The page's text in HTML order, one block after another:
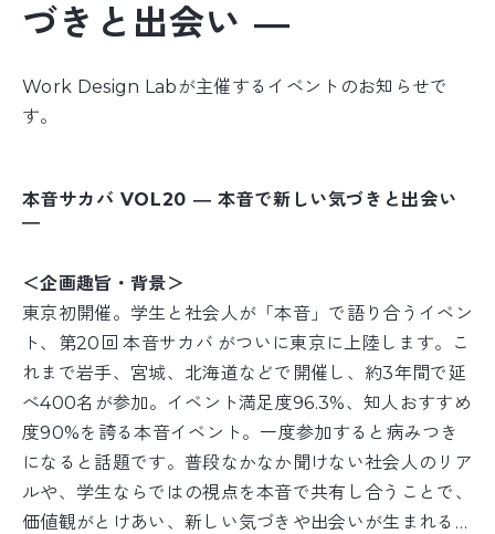
づきと出会い ―
Work Design Labが主催するイベントのお知らせで
す。
本音サカバ VOL20 ― 本音で新しい気づきと出会い
―
＜企画趣旨・背景＞
東京初開催。学生と社会人が「本音」で語り合うイベン
ト、第20回 本音サカバ がついに東京に上陸します。こ
れまで岩手、宮城、北海道などで開催し、約3年間で延
べ400名が参加。イベント満足度96.3%、知人おすすめ
度90%を誇る本音イベント。一度参加すると病みつき
になると話題です。普段なかなか聞けない社会人のリア
ルや、学生ならではの視点を本音で共有し合うことで、
価値観がとけあい、新しい気づきや出会いが生まれる…